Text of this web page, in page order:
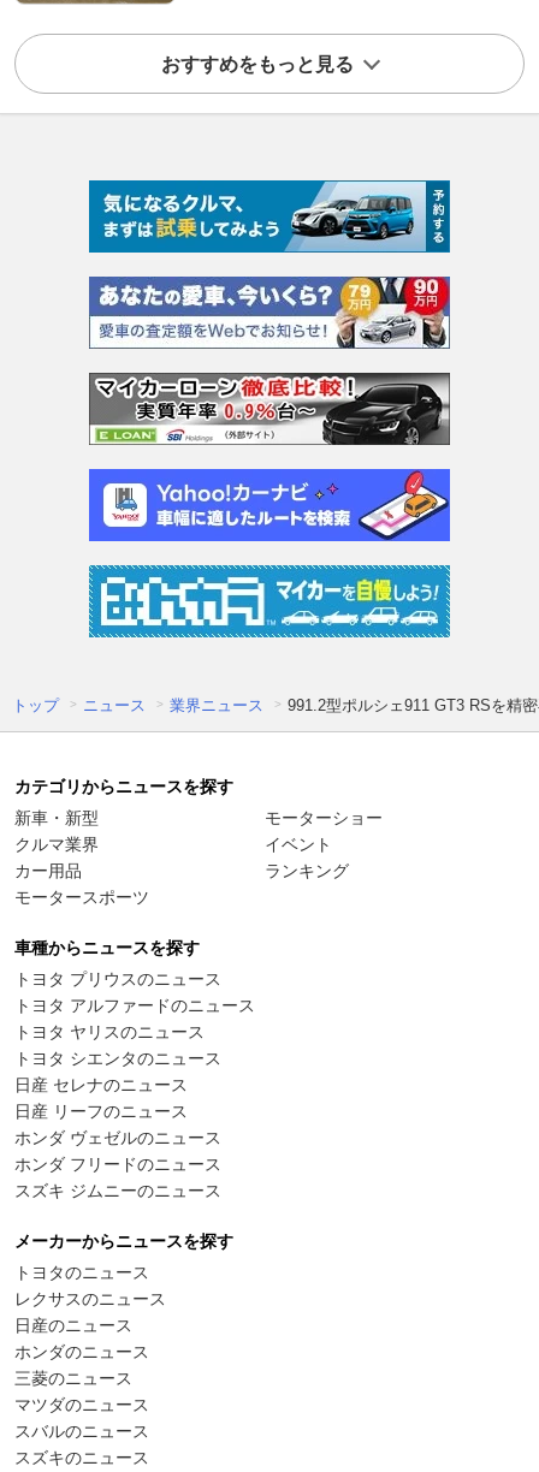
おすすめをもっと見る
トップ ニュース 業界ニュース 991.2型ポルシェ911 GT3 RSを精
カテゴリからニュースを探す
新車・新型
クルマ業界
カー用品
モータースポーツ
モーターショー
イベント
ランキング
車種からニュースを探す
トヨタ プリウスのニュース
トヨタ アルファードのニュース
トヨタ ヤリスのニュース
トヨタ シエンタのニュース
日産 セレナのニュース
日産 リーフのニュース
ホンダ ヴェゼルのニュース
ホンダ フリードのニュース
スズキ ジムニーのニュース
メーカーからニュースを探す
トヨタのニュース
レクサスのニュース
日産のニュース
ホンダのニュース
三菱のニュース
マツダのニュース
スバルのニュース
スズキのニュース